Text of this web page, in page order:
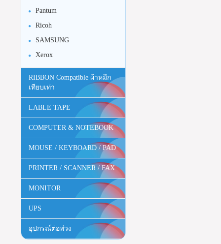
Pantum
Ricoh
SAMSUNG
Xerox
RIBBON Compatible ผ้าหมึก
เทียบเท่า
LABLE TAPE
COMPUTER & NOTEBOOK
MOUSE / KEYBOARD / PAD
PRINTER / SCANNER / FAX
MONITOR
UPS
อุปกรณ์ต่อพ่วง